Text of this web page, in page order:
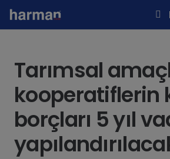
Tarımsal
kooperatiflerin
borçları 5 yıl